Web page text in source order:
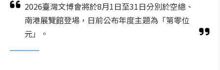
2026臺灣文博會將於8月1日至31日分別於空總、
南港展覽館登場，日前公布年度主題為「第零位
元」。